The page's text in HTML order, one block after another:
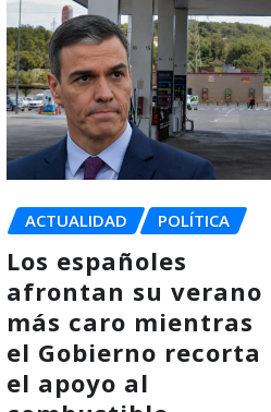
ACTUALIDAD POLÍTICA
Los españoles
afrontan su verano
más caro mientras
el Gobierno recorta
el apoyo al